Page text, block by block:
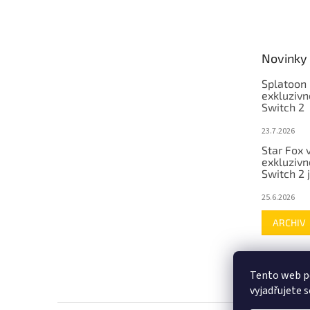
Tento web
vyjadřujete
Novinky
Splatoon
Switch 2
23.7.2026
Star Fox
Switch 2
25.6.2026
ARCHIV